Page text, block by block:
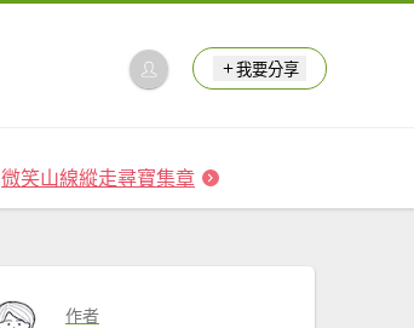
我要分享
微笑山線縱走尋寶集章
作者